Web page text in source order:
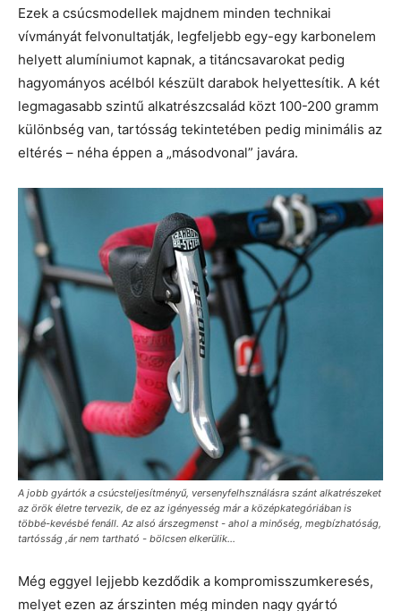
Ezek a csúcsmodellek majdnem minden technikai
vívmányát felvonultatják, legfeljebb egy-egy karbonelem
helyett alumíniumot kapnak, a titáncsavarokat pedig
hagyományos acélból készült darabok helyettesítik. A két
legmagasabb szintű alkatrészcsalád közt 100-200 gramm
különbség van, tartósság tekintetében pedig minimális az
eltérés – néha éppen a „másodvonal” javára.
A jobb gyártók a csúcsteljesítményű, versenyfelhsználásra szánt alkatrészeket
az örök életre tervezik, de ez az igényesség már a középkategóriában is
többé-kevésbé fenáll. Az alsó árszegmenst - ahol a minőség, megbízhatóság,
tartósság ,ár nem tartható - bölcsen elkerülik...
Még eggyel lejjebb kezdődik a kompromisszumkeresés,
melyet ezen az árszinten még minden nagy gyártó